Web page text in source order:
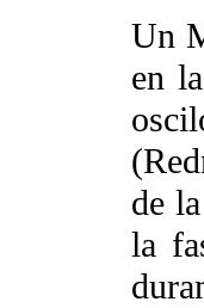
Un
en
de
la